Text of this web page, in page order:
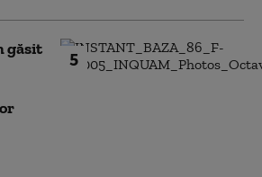
5
găsit